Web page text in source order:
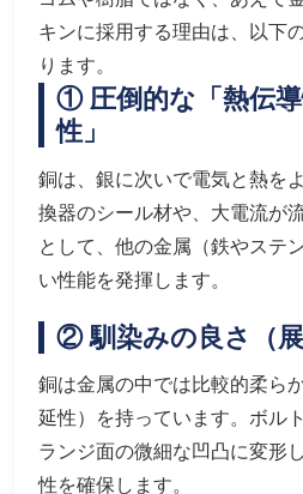
キンに採用する理由は、以下
ります。
① 圧倒的な「熱伝
性」
銅は、銀に次いで電気と熱を
換器のシール材や、大電流が
として、他の金属（鉄やステ
い性能を発揮します。
② 馴染みの良さ（展
銅は金属の中では比較的柔ら
延性）を持っています。ボル
ランジ面の微細な凹凸に変形
性を確保します。